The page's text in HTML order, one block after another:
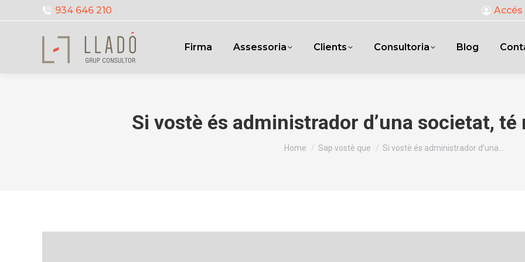
934 646 210
Firma Assessoria Clients Consultoria Blog
Si vostè és administrador d’una societat,
You are here:
Home Sap vostè que Si vostè és administrador d’una…